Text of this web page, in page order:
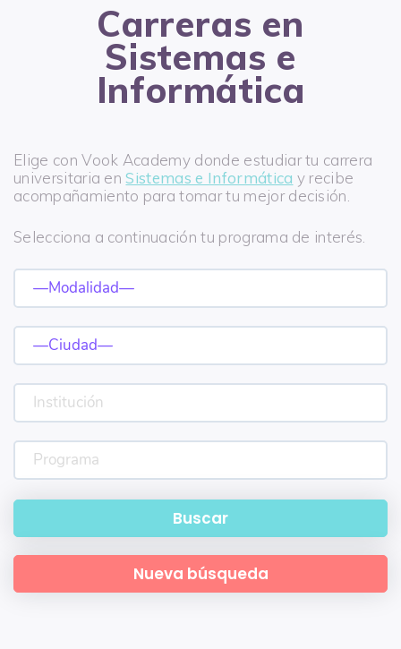
Carreras en
Sistemas e
Informática
Elige con Vook Academy donde estudiar tu carrera
universitaria enSistemas e Informática y recibe
acompañamiento para tomar tu mejor decisión.
Selecciona a continuación tu programa de interés.